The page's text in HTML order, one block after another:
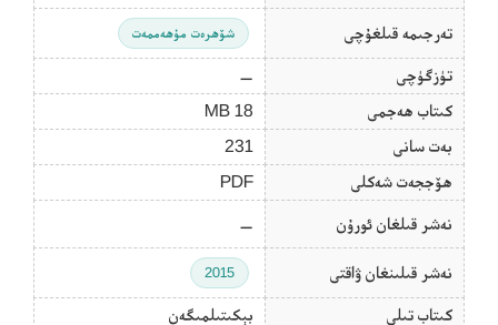
تەرجىمە قىلغۇچى شۆھرەت مۇھەممەت
تۈزگۈچى
—
كىتاب ھەجمى
18 MB
بەت سانى
231
ھۆججەت شەكلى
PDF
نەشر قىلغان ئورۇن —
نەشر قىلىنغان ۋاقتى 2015
كىتاب تىلى بېكىتىلمىگەن